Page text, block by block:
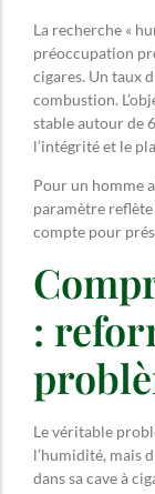
La recherche «
préoccupation
cigares. Un taux
combustion.
stable autour de
l’intégrité et le
Pour un homme
paramètre
compte pour
:
Le véritable
l’humidité, mais
dans sa cave à